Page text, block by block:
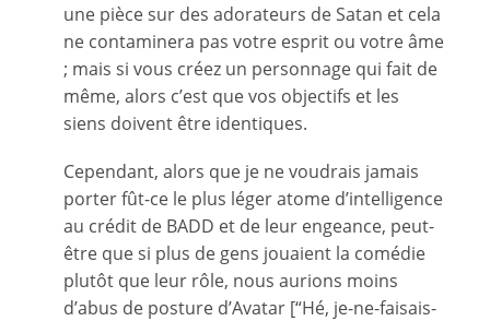
une pièce sur des adorateurs de Satan et cela
ne contaminera pas votre esprit ou votre âme
; mais si vous créez un personnage qui fait de
même, alors c’est que vos objectifs et les
siens doivent être identiques.
Cependant, alors que je ne voudrais jamais
porter fût-ce le plus léger atome d’intelligence
au crédit de BADD et de leur engeance, peut-
être que si plus de gens jouaient la comédie
plutôt que leur rôle, nous aurions moins
d’abus de posture d’Avatar [“Hé, je-ne-faisais-